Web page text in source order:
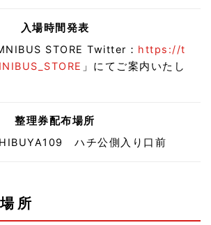
入場時間発表
STORE Twitter： https://t
」にてご案内いたし
整理券配布場所
ハチ公側入り口前
所